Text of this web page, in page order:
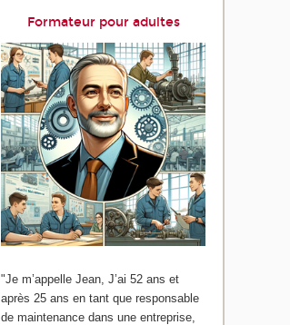
Formateur pour adultes
"Je m’appelle Jean, J’ai 52 ans et
après 25 ans en tant que responsable
de maintenance dans une entreprise,